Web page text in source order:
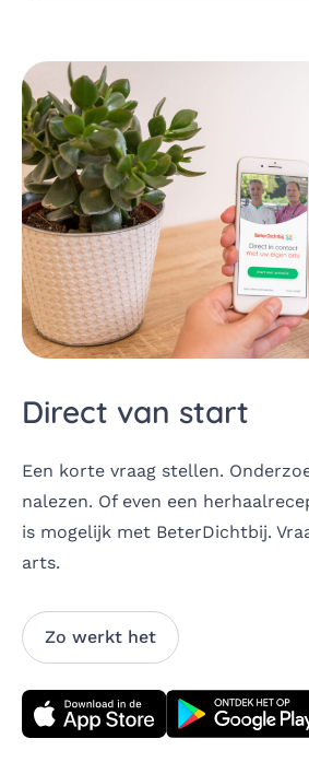
Direct van start
Een korte vraag stellen.
nalezen. Of even een
is mogelijk met BeterDichtbij.
arts.
Zo werkt het
Download direct